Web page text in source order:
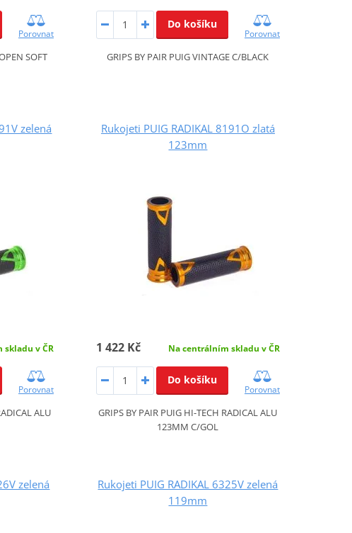
Porovnat
SOFT
Do košíku
Porovnat
GRIPS BY PAIR PUIG VINTAGE C/BLACK
zelená
skladu v ČR
Porovnat
ALU
Rukojeti PUIG RADIKAL 8191O zlatá
123mm
1 422 Kč Na centrálním skladu v ČR
Do košíku
Porovnat
GRIPS BY PAIR PUIG HI-TECH RADICAL ALU
123MM C/GOL
zelená
Rukojeti PUIG RADIKAL 6325V zelená
119mm